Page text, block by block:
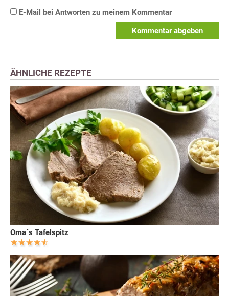
E-Mail bei Antworten zu meinem Kommentar
Kommentar abgeben
ÄHNLICHE REZEPTE
Oma´s Tafelspitz